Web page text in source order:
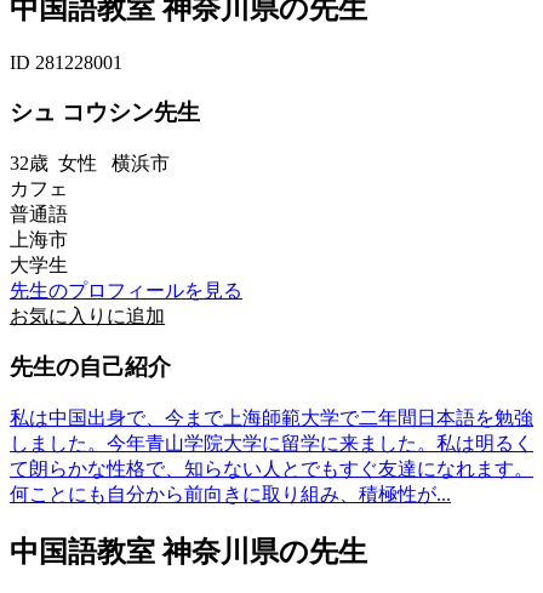
中国語教室 神奈川県の先生
ID 281228001
シュ コウシン先生
32歳 女性 横浜市
カフェ
普通語
上海市
大学生
先生のプロフィールを見る
お気に入りに追加
先生の自己紹介
私は中国出身で、今まで上海師範大学で二年間日本語を勉強
しました。今年青山学院大学に留学に来ました。私は明るく
て朗らかな性格で、知らない人とでもすぐ友達になれます。
何ことにも自分から前向きに取り組み、積極性が...
中国語教室 神奈川県の先生